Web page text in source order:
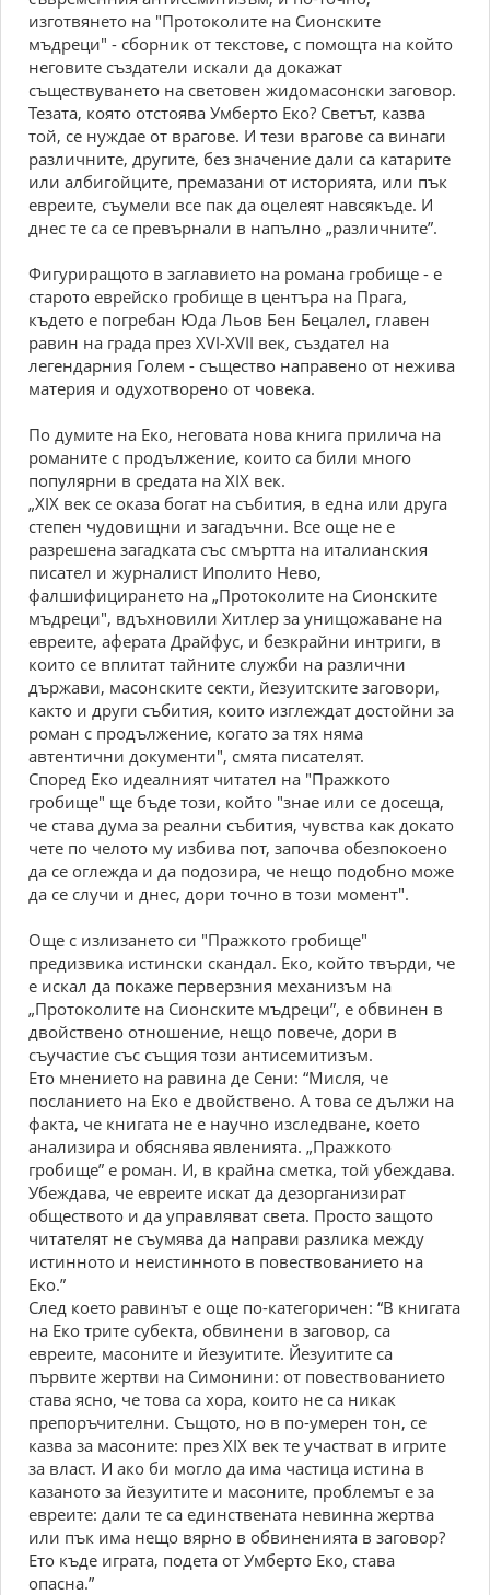
изготвянето на "Протоколите на Сионските
мъдреци" - сборник от текстове, с помощта на който
неговите създатели искали да докажат
съществуването на световен жидомасонски заговор.
Тезата, която отстоява Умберто Еко? Светът, казва
той, се нуждае от врагове. И тези врагове са винаги
различните, другите, без значение дали са катарите
или албигойците, премазани от историята, или пък
евреите, съумели все пак да оцелеят навсякъде. И
днес те са се превърнали в напълно „различните”.
Фигуриращото в заглавието на романа гробище - е
старото еврейско гробище в центъра на Прага,
където е погребан Юда Льов Бен Бецалел, главен
рaвин на града през XVI-XVII век, създател на
легендарния Голем - същество направено от нежива
материя и одухотворено от човека.
По думите на Еко, неговата нова книга прилича на
романите с продължение, които са били много
популярни в средата на XIX век.
„XIX век се оказа богат на събития, в една или друга
степен чудовищни и загадъчни. Все още не е
разрешена загадката със смъртта на италианския
писател и журналист Иполито Нево,
фалшифицирането на „Протоколите на Сионските
мъдреци", вдъхновили Хитлер за унищожаване на
евреите, аферата Драйфус, и безкрайни интриги, в
които се вплитат тайните служби на различни
държави, масонските секти, йезуитските заговори,
както и други събития, които изглеждат достойни за
роман с продължение, когато за тях няма
автентични документи", смята писателят.
Според Еко идеалният читател на "Пражкото
гробище" ще бъде този, който "знае или се досеща,
че става дума за реални събития, чувства как докато
чете по челото му избива пот, започва обезпокоено
да се оглежда и да подозира, че нещо подобно може
да се случи и днес, дори точно в този момент".
Още с излизането си "Пражкото гробище"
предизвика истински скандал. Еко, който твърди, че
е искал да покаже перверзния механизъм на
„Протоколите на Сионските мъдреци”, е обвинен в
двойствено отношение, нещо повече, дори в
съучастие със същия този антисемитизъм.
Ето мнението на равина де Сени: “Мисля, че
посланието на Еко е двойствено. А това се дължи на
факта, че книгата не е научно изследване, което
анализира и обяснява явленията. „Пражкото
гробище” е роман. И, в крайна сметка, той убеждава.
Убеждава, че евреите искат да дезорганизират
обществото и да управляват света. Просто защото
читателят не съумява да направи разлика между
истинното и неистинното в повествованието на
Еко.”
След което равинът е още по-категоричен: “В книгата
на Еко трите субекта, обвинени в заговор, са
евреите, масоните и йезуитите. Йезуитите са
първите жертви на Симонини: от повествованието
става ясно, че това са хора, които не са никак
препоръчителни. Същото, но в по-умерен тон, се
казва за масоните: през XIX век те участват в игрите
за власт. И ако би могло да има частица истина в
казаното за йезуитите и масоните, проблемът е за
евреите: дали те са единствената невинна жертва
или пък има нещо вярно в обвиненията в заговор?
Ето къде играта, подета от Умберто Еко, става
опасна.”